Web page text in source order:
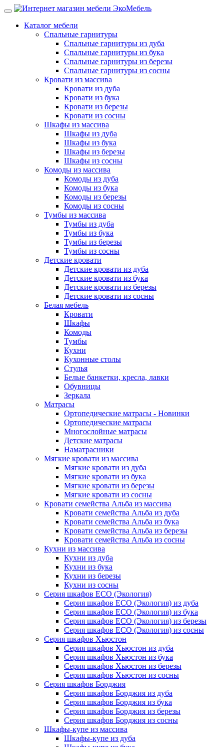
Каталог мебели
Спальные гарнитуры
Спальные гарнитуры из дуба
Спальные гарнитуры из бука
Спальные гарнитуры из березы
Спальные гарнитуры из сосны
Кровати из массива
Кровати из дуба
Кровати из бука
Кровати из березы
Кровати из сосны
Шкафы из массива
Шкафы из дуба
Шкафы из бука
Шкафы из березы
Шкафы из сосны
Комоды из массива
Комоды из дуба
Комоды из бука
Комоды из березы
Комоды из сосны
Тумбы из массива
Тумбы из дуба
Тумбы из бука
Тумбы из березы
Тумбы из сосны
Детские кровати
Детские кровати из дуба
Детские кровати из бука
Детские кровати из березы
Детские кровати из сосны
Белая мебель
Кровати
Шкафы
Комоды
Тумбы
Кухни
Кухонные столы
Стулья
Белые банкетки, кресла, лавки
Обувницы
Зеркала
Матрасы
Ортопедические матрасы - Новинки
Ортопедические матрасы
Многослойные матрасы
Детские матрасы
Наматрасники
Мягкие кровати из массива
Мягкие кровати из дуба
Мягкие кровати из бука
Мягкие кровати из березы
Мягкие кровати из сосны
Кровати семейства Альба из массива
Кровати семейства Альба из дуба
Кровати семейства Альба из бука
Кровати семейства Альба из березы
Кровати семейства Альба из сосны
Кухни из массива
Кухни из дуба
Кухни из бука
Кухни из березы
Кухни из сосны
Серия шкафов ECO (Экология)
Серия шкафов ECO (Экология) из дуба
Серия шкафов ECO (Экология) из бука
Серия шкафов ECO (Экология) из березы
Серия шкафов ECO (Экология) из сосны
Серия шкафов Хьюстон
Серия шкафов Хьюстон из дуба
Серия шкафов Хьюстон из бука
Серия шкафов Хьюстон из березы
Серия шкафов Хьюстон из сосны
Серия шкафов Борджия
Серия шкафов Борджия из дуба
Серия шкафов Борджия из бука
Серия шкафов Борджия из березы
Серия шкафов Борджия из сосны
Шкафы-купе из массива
Шкафы-купе из дуба